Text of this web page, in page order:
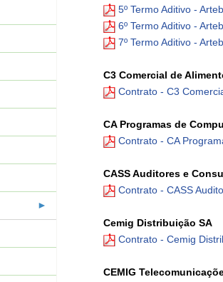
5º Termo Aditivo -
6º Termo Aditivo -
7º Termo Aditivo -
C3 Comercial de
Contrato - C3
CA Programas de
Contrato - CA
CASS Auditores e
Contrato - CASS
Cemig Distribuição SA
Contrato - Cemig
CEMIG